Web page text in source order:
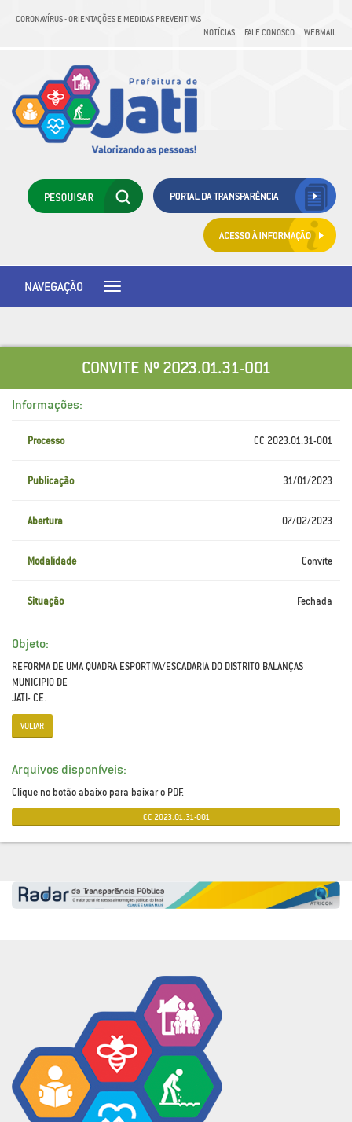
CORONAVÍRUS - ORIENTAÇÕES E MEDIDAS PREVENTIVAS
NOTÍCIAS
FALE CONOSCO WEBMAIL
Toggle
NAVEGAÇÃO
CONVITE Nº 2023.01.31-001
Informações:
Processo CC 2023.01.31-001
Publicação 31/01/2023
Abertura 07/02/2023
Modalidade Convite
Situação Fechada
Objeto:
REFORMA DE UMA QUADRA ESPORTIVA/ESCADARIA DO DISTRITO BALANÇAS
MUNICIPIO DE
JATI- CE.
VOLTAR
Arquivos disponíveis:
Clique no botão abaixo para baixar o PDF.
CC 2023.01.31-001